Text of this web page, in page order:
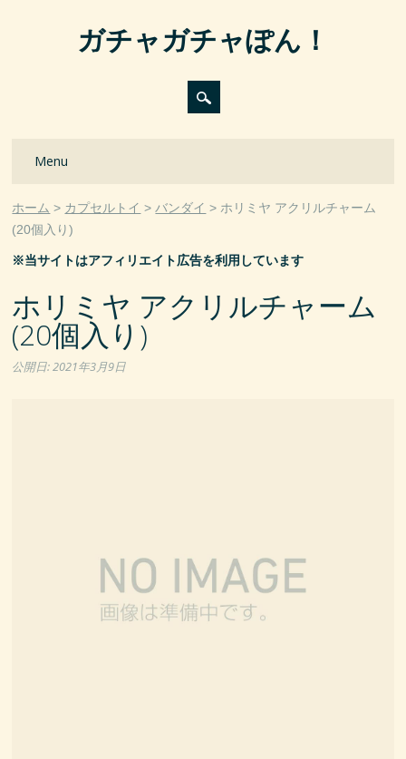
ガチャガチャぽん！
Main menu
Menu
ホーム カプセルトイ バンダイ
ホリミヤ アクリルチャーム
(20個入り)
※当サイトはアフィリエイト広告を利用しています
ホリミヤ アクリルチャーム
(20個入り)
公開日:2021年3月9日